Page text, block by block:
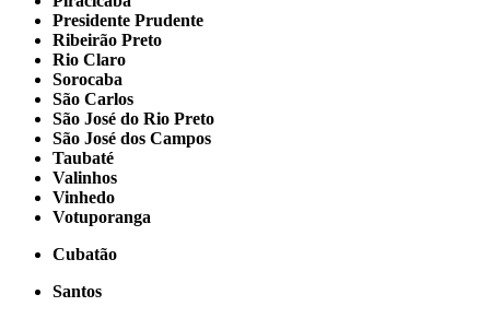
Presidente Prudente
Ribeirão Preto
Rio Claro
Sorocaba
São Carlos
São José do Rio Preto
São José dos Campos
Taubaté
Valinhos
Vinhedo
Votuporanga
Cubatão
Santos